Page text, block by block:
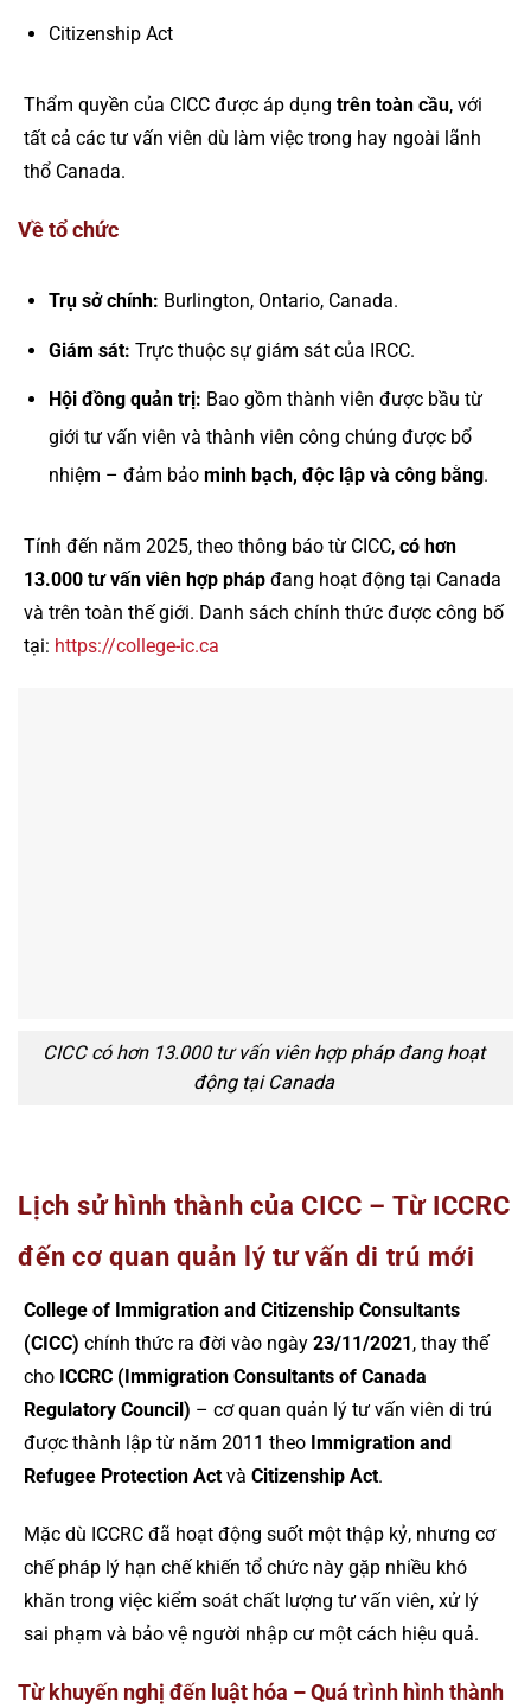
Citizenship Act
Thẩm quyền của CICC được áp dụng trên toàn cầu, với
tất cả các tư vấn viên dù làm việc trong hay ngoài lãnh
thổ Canada.
Về tổ chức
Trụ sở chính: Burlington, Ontario, Canada.
Giám sát: Trực thuộc sự giám sát của IRCC.
Hội đồng quản trị: Bao gồm thành viên được bầu từ
giới tư vấn viên và thành viên công chúng được bổ
nhiệm – đảm bảo minh bạch, độc lập và công bằng.
Tính đến năm 2025, theo thông báo từ CICC, có hơn
13.000 tư vấn viên hợp pháp đang hoạt động tại Canada
và trên toàn thế giới. Danh sách chính thức được công bố
tại: https://college-ic.ca
CICC có hơn 13.000 tư vấn viên hợp pháp đang hoạt
động tại Canada
Lịch sử hình thành của CICC – Từ ICCRC
đến cơ quan quản lý tư vấn di trú mới
College of Immigration and Citizenship Consultants
(CICC) chính thức ra đời vào ngày 23/11/2021 , thay thế
cho ICCRC (Immigration Consultants of Canada
Regulatory Council) – cơ quan quản lý tư vấn viên di trú
được thành lập từ năm 2011 theo Immigration and
Refugee Protection Act và Citizenship Act.
Mặc dù ICCRC đã hoạt động suốt một thập kỷ, nhưng cơ
chế pháp lý hạn chế khiến tổ chức này gặp nhiều khó
khăn trong việc kiểm soát chất lượng tư vấn viên, xử lý
sai phạm và bảo vệ người nhập cư một cách hiệu quả.
Từ khuyến nghị đến luật hóa – Quá trình hình thành